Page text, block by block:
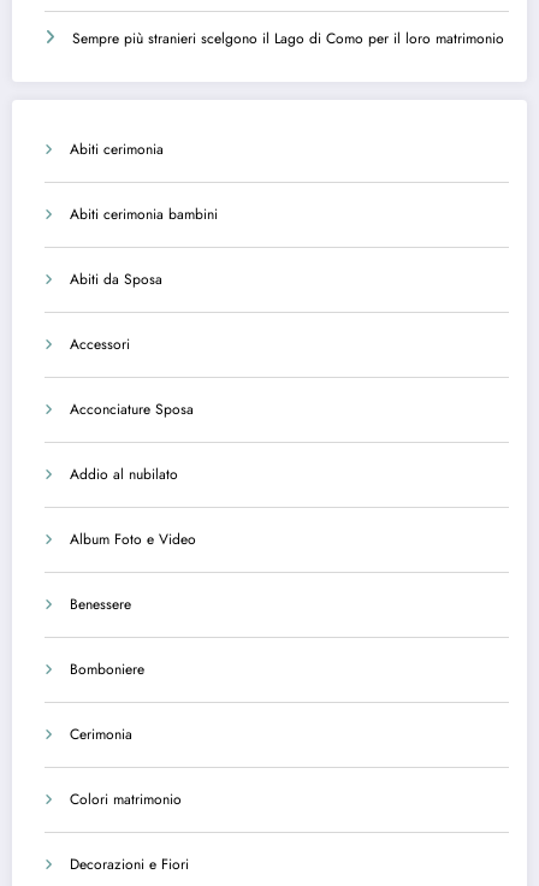
Sempre più stranieri scelgono il Lago di Como per il loro matrimonio
Abiti cerimonia
Abiti cerimonia bambini
Abiti da Sposa
Accessori
Acconciature Sposa
Addio al nubilato
Album Foto e Video
Benessere
Bomboniere
Cerimonia
Colori matrimonio
Decorazioni e Fiori